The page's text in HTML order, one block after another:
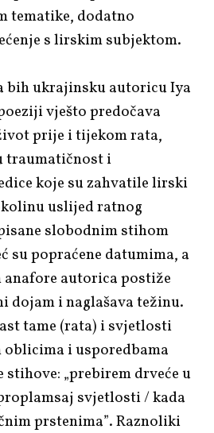
tematike, dodatno
s lirskim subjektom.
bih ukrajinsku autoricu Iya
vješto predočava
prije i tijekom rata,
traumatičnost i
koje su zahvatile lirski
uslijed ratnog
slobodnim stihom
su popraćene datumima, a
autorica postiže
dojam i naglašava težinu.
tame (rata) i svjetlosti
oblicima i usporedbama
„prebirem drveće u
svjetlosti / kada
prstenima”. Raznoliki